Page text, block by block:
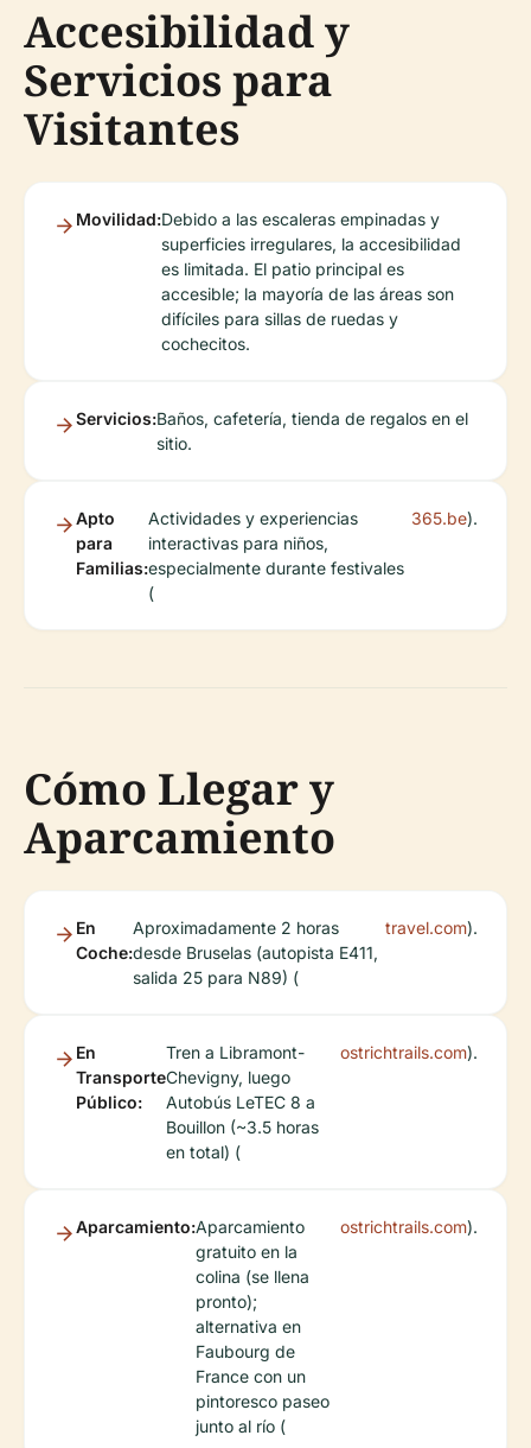
Accesibilidad y
Servicios para
Visitantes
Movilidad:Debido a las escaleras empinadas y
superficies irregulares, la accesibilidad
es limitada. El patio principal es
accesible; la mayoría de las áreas son
difíciles para sillas de ruedas y
cochecitos.
Servicios:Baños, cafetería, tienda de regalos en el
sitio.
Apto
para
Familias:
Actividades y experiencias
interactivas para niños,
especialmente durante festivales
(
365.be).
Cómo Llegar y
Aparcamiento
En
Coche:
Aproximadamente 2 horas
desde Bruselas (autopista E411,
salida 25 para N89) (
travel.com).
En
Transporte
Público:
Tren a Libramont-
Chevigny, luego
Autobús LeTEC 8 a
Bouillon (~3.5 horas
en total) (
ostrichtrails.com).
Aparcamiento:Aparcamiento
gratuito en la
colina (se llena
pronto);
alternativa en
Faubourg de
France con un
pintoresco paseo
junto al río (
ostrichtrails.com).